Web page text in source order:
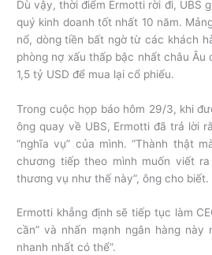
Dù vậy, thời điểm Ermotti rời đi, UBS
quý kinh doanh tốt nhất 10 năm.
nổ, dòng tiền bất ngờ từ các khách
phòng nợ xấu thấp bậc nhất châu Âu
1,5 tỷ USD để mua lại cổ phiếu.
Trong cuộc họp báo hôm 29/3, khi
ông quay về UBS, Ermotti đã trả lời
“nghĩa vụ” của mình. “Thành thật
chương tiếp theo mình muốn viết
thương vụ như thế này”, ông cho biết.
Ermotti khẳng định sẽ tiếp tục làm
cần” và nhấn mạnh ngân hàng này
nhanh nhất có thể”.